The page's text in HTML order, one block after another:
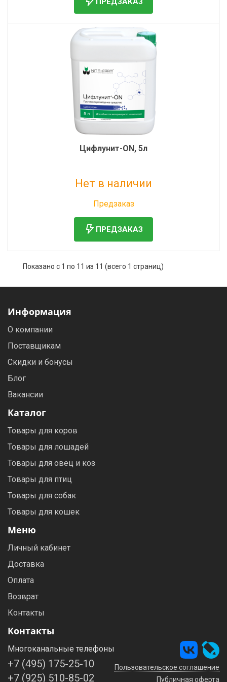
Цифлунит-ON, 5л
Нет в наличии
Предзаказ
ПРЕДЗАКАЗ
Показано с 1 по 11 из 11 (всего 1 страниц)
Информация
О компании
Поставщикам
Скидки и бонусы
Блог
Вакансии
Каталог
Товары для коров
Товары для лошадей
Товары для овец и коз
Товары для птиц
Товары для собак
Товары для кошек
Меню
Личный кабинет
Доставка
Оплата
Возврат
Контакты
Контакты
Многоканальные телефоны
+7 (495) 175-25-10
+7 (925) 510-85-02
Пользовательское соглашение
Публичная оферта